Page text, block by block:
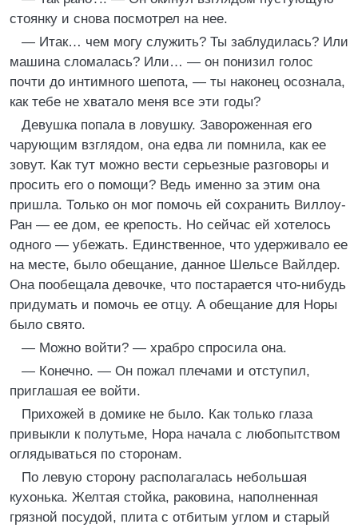
стоянку и снова посмотрел на нее.
— Итак… чем могу служить? Ты заблудилась? Или
машина сломалась? Или… — он понизил голос
почти до интимного шепота, — ты наконец осознала,
как тебе не хватало меня все эти годы?
Девушка попала в ловушку. Завороженная его
чарующим взглядом, она едва ли помнила, как ее
зовут. Как тут можно вести серьезные разговоры и
просить его о помощи? Ведь именно за этим она
пришла. Только он мог помочь ей сохранить Виллоу-
Ран — ее дом, ее крепость. Но сейчас ей хотелось
одного — убежать. Единственное, что удерживало ее
на месте, было обещание, данное Шельсе Вайлдер.
Она пообещала девочке, что постарается что-нибудь
придумать и помочь ее отцу. А обещание для Норы
было свято.
— Можно войти? — храбро спросила она.
— Конечно. — Он пожал плечами и отступил,
приглашая ее войти.
Прихожей в домике не было. Как только глаза
привыкли к полутьме, Нора начала с любопытством
оглядываться по сторонам.
По левую сторону располагалась небольшая
кухонька. Желтая стойка, раковина, наполненная
грязной посудой, плита с отбитым углом и старый